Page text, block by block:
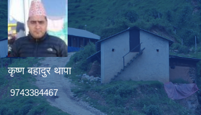
कृष्ण बहादुर थापा
9743384467